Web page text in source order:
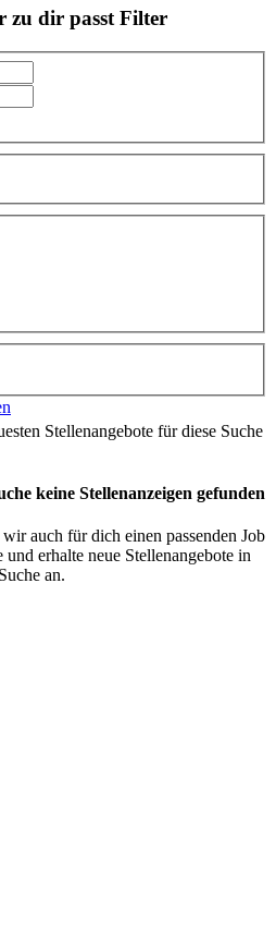
zu dir passt Filter
Stellenangebote für diese Suche
keine Stellenanzeigen gefunden
auch für dich einen passenden Job
und erhalte neue Stellenangebote in
an.